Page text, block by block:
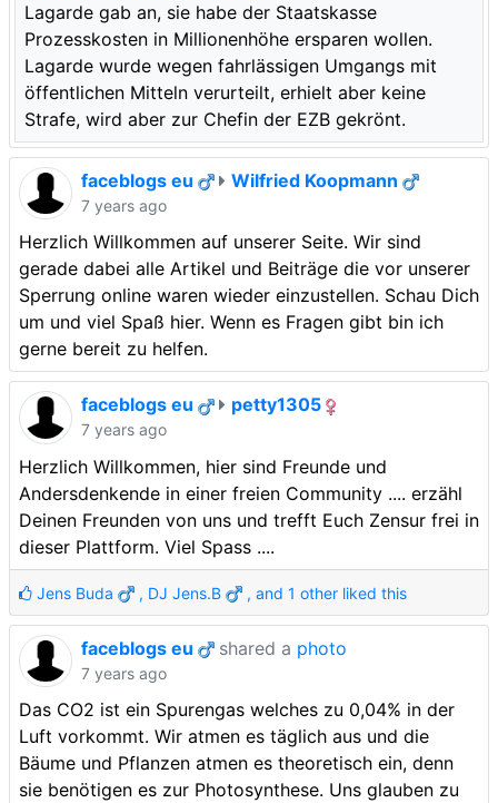
Lagarde gab an, sie habe der Staatskasse
Prozesskosten in Millionenhöhe ersparen wollen.
Lagarde wurde wegen fahrlässigen Umgangs mit
öffentlichen Mitteln verurteilt, erhielt aber keine
Strafe, wird aber zur Chefin der EZB gekrönt.
faceblogs eu Wilfried Koopmann
7 years ago
Herzlich Willkommen auf unserer Seite. Wir sind
gerade dabei alle Artikel und Beiträge die vor unserer
Sperrung online waren wieder einzustellen. Schau Dich
um und viel Spaß hier. Wenn es Fragen gibt bin ich
gerne bereit zu helfen.
faceblogs eu petty1305
7 years ago
Herzlich Willkommen, hier sind Freunde und
Andersdenkende in einer freien Community .... erzähl
Deinen Freunden von uns und trefft Euch Zensur frei in
dieser Plattform. Viel Spass ....
Jens Buda , DJ Jens.B , and 1 other liked this
faceblogs eu shared a photo
7 years ago
Das CO2 ist ein Spurengas welches zu 0,04% in der
Luft vorkommt. Wir atmen es täglich aus und die
Bäume und Pflanzen atmen es theoretisch ein, denn
sie benötigen es zur Photosynthese. Uns glauben zu